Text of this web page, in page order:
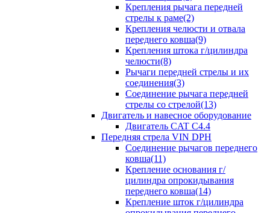
Крепления рычага передней
стрелы к раме(2)
Крепления челюсти и отвала
переднего ковша(9)
Крепления штока г/цилиндра
челюсти(8)
Рычаги передней стрелы и их
соединения(3)
Соединение рычага передней
стрелы со стрелой(13)
Двигатель и навесное оборудование
Двигатель CAT C4.4
Передняя стрела VIN DPH
Cоединение рычагов переднего
ковша(11)
Крепление основания г/
цилиндра опрокидывания
переднего ковша(14)
Крепление шток г/цилиндра